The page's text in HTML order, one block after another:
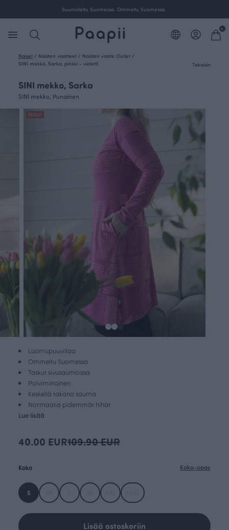
Suunniteltu Suomessa. Ommeltu
0
Naiset / Naisten vaatteet / Naisten vaate Outlet /
SINI mekko, Sarka, pinkki - violetti
Takaisin
SINI mekko, Sarka
SINI mekko, Punainen
OUTLET
Luomupuuvillaa
Ommeltu Suomessa
Taskut sivusaumoissa
Polvimittainen
Keskellä takana sauma
Normaalia pidemmät hihat
Lue lisää
40.00 EUR109.90 EUR
Koko Koko-opas
S
Lisää ostoskoriin